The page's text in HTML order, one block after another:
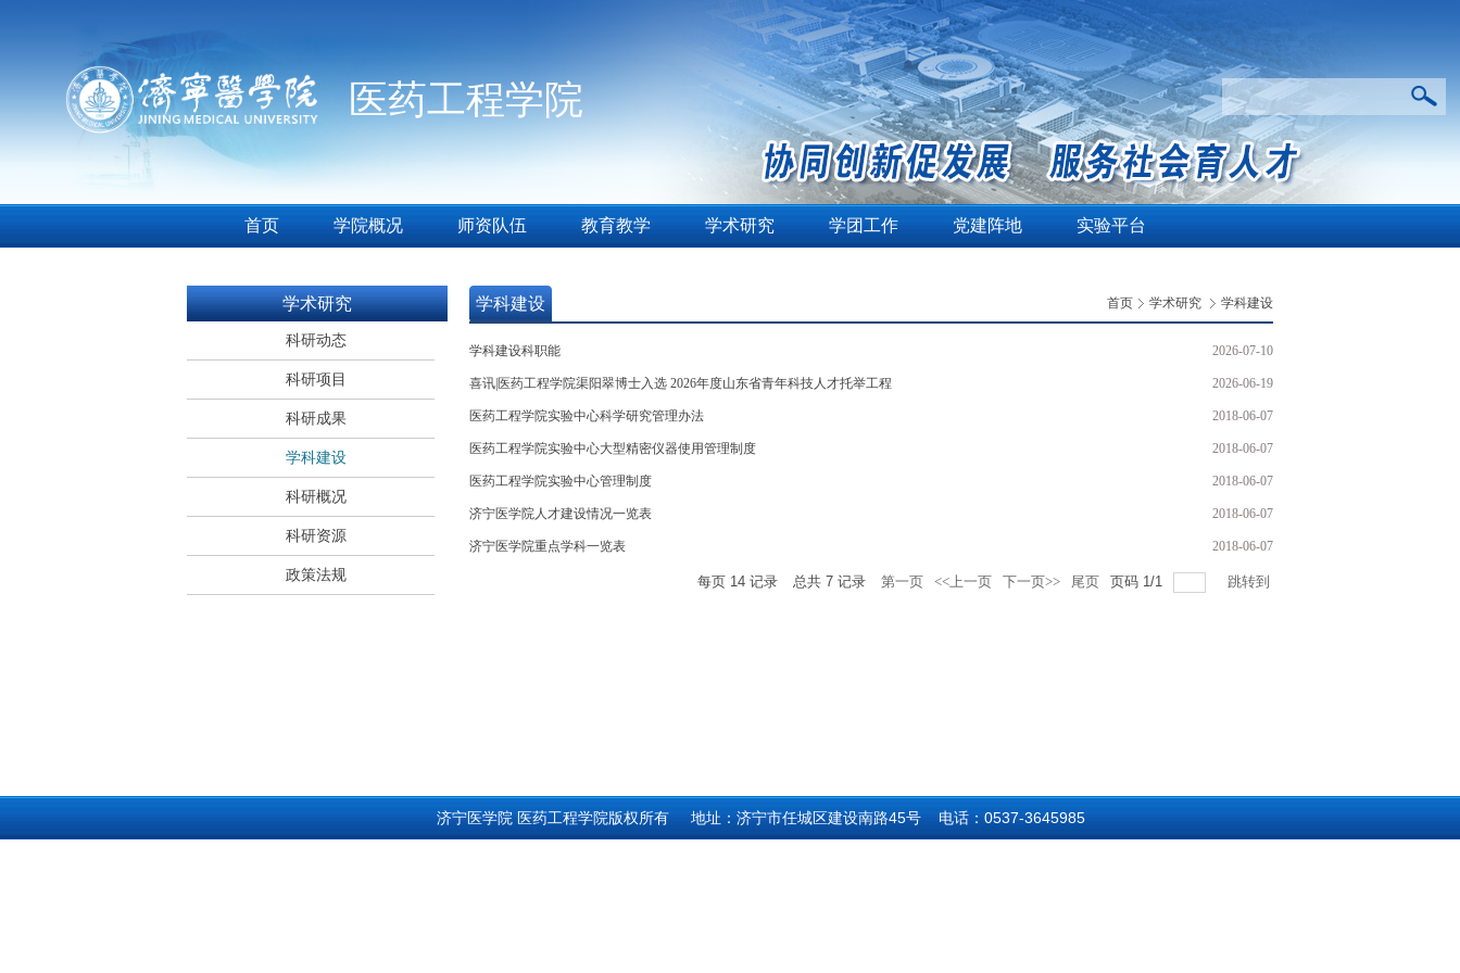
医药工程学院
首页 学院概况 师资队伍 教育教学 学术研究 学团工作 党建阵地 实验平台
学术研究
科研动态
科研项目
科研成果
学科建设
科研概况
科研资源
政策法规
学科建设 首页 学术研究 学科建设
学科建设科职能 2026-07-10
喜讯|医药工程学院渠阳翠博士入选 2026年度山东省青年科技人才托举工程 2026-06-19
医药工程学院实验中心科学研究管理办法 2018-06-07
医药工程学院实验中心大型精密仪器使用管理制度 2018-06-07
医药工程学院实验中心管理制度 2018-06-07
济宁医学院人才建设情况一览表 2018-06-07
济宁医学院重点学科一览表 2018-06-07
每页 14 记录 总共 7 记录 第一页 <<上一页 下一页>> 尾页 页码 1/1 跳转到
济宁医学院 医药工程学院版权所有 地址：济宁市任城区建设南路45号 电话：0537-3645985